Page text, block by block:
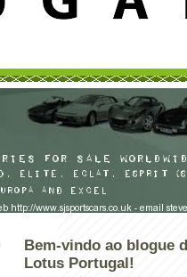
Bem-vindo ao blogue
Lotus Portugal!